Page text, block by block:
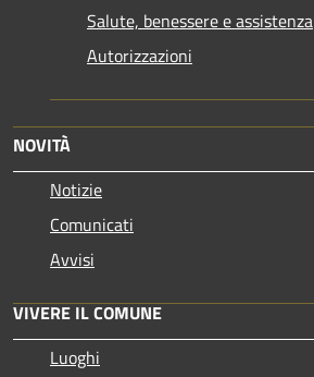
Salute, benessere e assistenza
Autorizzazioni
NOVITÀ
Notizie
Comunicati
Avvisi
VIVERE IL COMUNE
Luoghi